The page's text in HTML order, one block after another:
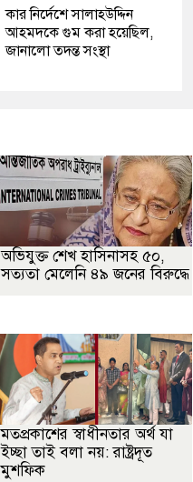
কার নির্দেশে সালাহউদ্দিন
আহমদকে গুম করা হয়েছিল,
জানালো তদন্ত সংস্থা
অভিযুক্ত শেখ হাসিনাসহ ৫০,
সত্যতা মেলেনি ৪৯ জনের বিরুদ্ধে
মতপ্রকাশের স্বাধীনতার অর্থ যা
ইচ্ছা তাই বলা নয়: রাষ্ট্রদূত
মুশফিক